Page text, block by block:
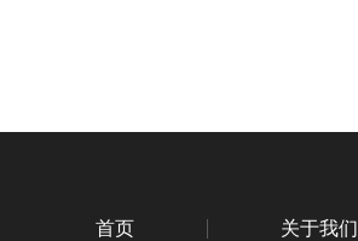
首页 关于我们